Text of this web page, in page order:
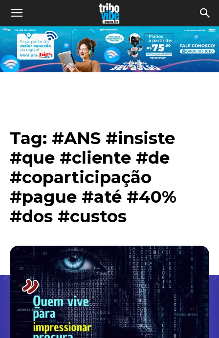
Tag: #ANS #insiste
#que #cliente #de
#coparticipação
#pague #até #40%
#dos #custos